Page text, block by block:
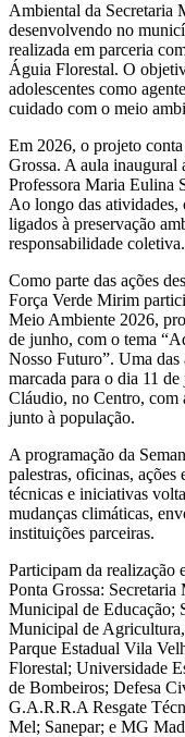
Ambiental da Secretaria
desenvolvendo no
realizada em parceria
Águia Florestal. O
adolescentes como
cuidado com o meio
Em 2026, o projeto conta
Grossa. A aula inaugural
Professora Maria Eulina
Ao longo das atividades,
ligados à preservação
responsabilidade coletiva.
Como parte das ações
Força Verde Mirim
Meio Ambiente 2026,
de junho, com o tema
Nosso Futuro”. Uma das
marcada para o dia 11
Cláudio, no Centro, com
junto à população.
A programação da
palestras, oficinas, ações
técnicas e iniciativas
mudanças climáticas,
instituições parceiras.
Participam da realização
Ponta Grossa:
Municipal de Educação;
Municipal de
Parque Estadual Vila
Florestal; Universidade
de Bombeiros; Defesa
G.A.R.R.A Resgate
Mel; Sanepar; e MG